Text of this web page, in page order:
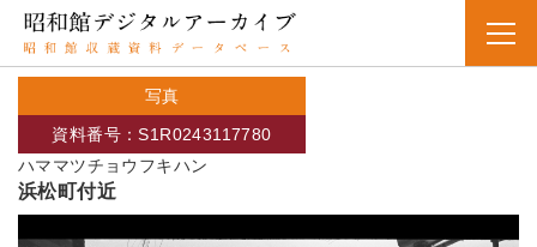
写真
ハママツチョウフキハン
資料番号：S1R0243117780
浜松町付近